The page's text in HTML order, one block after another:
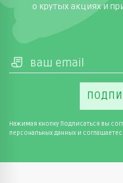
о крутых акциях и
Нажимая кнопку Подписаться вы
персональных данных и